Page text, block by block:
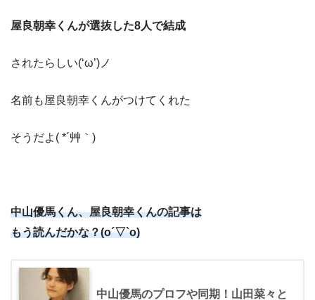
屋良朝幸くんが選抜した8人で結成
されたらしい(‘ω’)ノ
名前も屋良朝幸くんがつけてくれた
そうだよ( *´艸｀)
中山優馬くん、屋良朝幸くんの記事は
もう読んだかな？(o´▽`o)
中山優馬のプロフや同期！山田菜々と